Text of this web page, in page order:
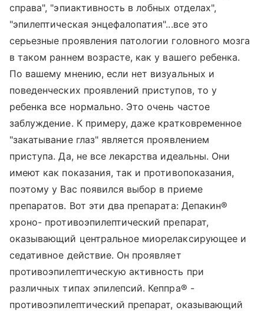
справа", "эпиактивность в лобных отделах",
"эпилептическая энцефалопатия"...все это
серьезные проявления патологии головного мозга
в таком раннем возрасте, как у вашего ребенка.
По вашему мнению, если нет визуальных и
поведенческих проявлений приступов, то у
ребенка все нормально. Это очень частое
заблуждение. К примеру, даже кратковременное
"закатывание глаз" является проявлением
приступа. Да, не все лекарства идеальны. Они
имеют как показания, так и противопоказания,
поэтому у Вас появился выбор в приеме
препаратов. Вот эти два препарата: Депакин®
хроно- противоэпилептический препарат,
оказывающий центральное миорелаксирующее и
седативное действие. Он проявляет
противоэпилептическую активность при
различных типах эпилепсий. Кеппра® -
противоэпилептический препарат, оказывающий